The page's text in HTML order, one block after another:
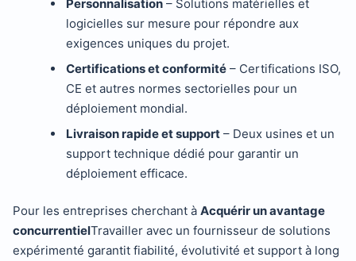
Personnalisation – Solutions matérielles et
logicielles sur mesure pour répondre aux
exigences uniques du projet.
Certifications et conformité – Certifications ISO,
CE et autres normes sectorielles pour un
déploiement mondial.
Livraison rapide et support – Deux usines et un
support technique dédié pour garantir un
déploiement efficace.
Pour les entreprises cherchant à Acquérir un avantage
concurrentielTravailler avec un fournisseur de solutions
expérimenté garantit fiabilité, évolutivité et support à long